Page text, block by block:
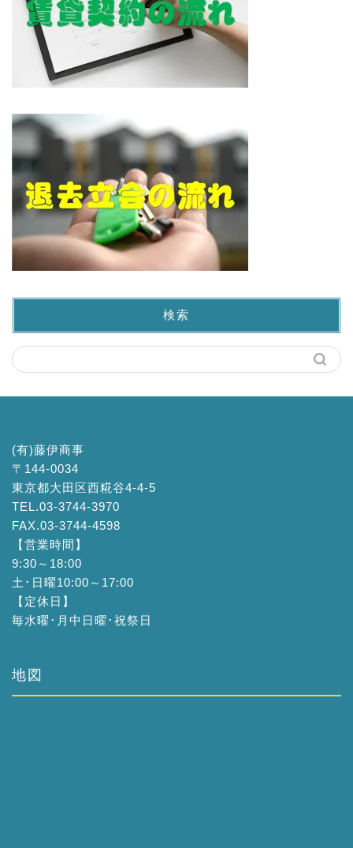
検索
(有)藤伊商事
〒144-0034
東京都大田区西糀谷4-4-5
TEL.03-3744-3970
FAX.03-3744-4598
【営業時間】
9:30～18:00
土･日曜10:00～17:00
【定休日】
毎水曜･月中日曜･祝祭日
地図